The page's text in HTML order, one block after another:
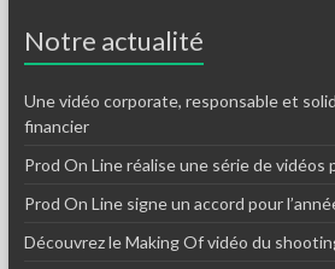
Notre actualité
Une vidéo corporate, responsable et
financier
Prod On Line réalise une série de vidéos
Prod On Line signe un accord pour
Découvrez le Making Of vidéo du